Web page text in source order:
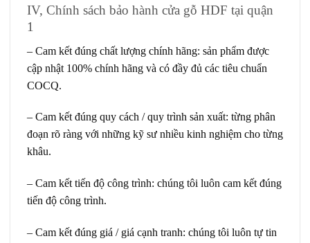
IV, Chính sách bảo hành cửa gỗ HDF tại quận
1
– Cam kết đúng chất lượng chính hãng: sản phẩm được
cập nhật 100% chính hãng và có đầy đủ các tiêu chuẩn
COCQ.
– Cam kết đúng quy cách / quy trình sản xuất: từng phân
đoạn rõ ràng với những kỹ sư nhiều kinh nghiệm cho từng
khâu.
– Cam kết tiến độ công trình: chúng tôi luôn cam kết đúng
tiến độ công trình.
– Cam kết đúng giá / giá cạnh tranh: chúng tôi luôn tự tin